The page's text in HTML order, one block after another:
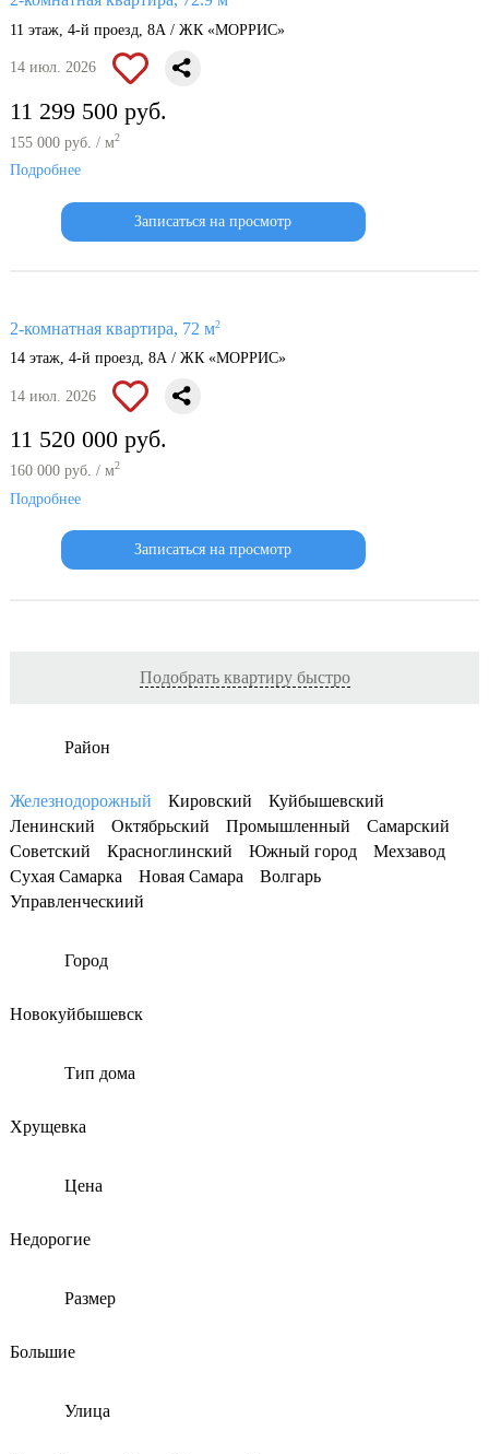
11 этаж, 4-й проезд, 8А / ЖК «МОРРИС»
14 июл. 2026
11 299 500 руб.
155 000 руб. / м2
Подробнее
Записаться на просмотр
2-комнатная квартира, 72 м2
14 этаж, 4-й проезд, 8А / ЖК «МОРРИС»
14 июл. 2026
11 520 000 руб.
160 000 руб. / м2
Подробнее
Записаться на просмотр
Подобрать квартиру быстро
Район
Железнодорожный Кировский
Куйбышевский
Ленинский
Октябрьский Промышленный
Самарский
Советский
Красноглинский Южный город
Мехзавод
Сухая Самарка
Новая Самара
Волгарь
Управленческиий
Город
Новокуйбышевск
Тип дома
Хрущевка
Цена
Недорогие
Размер
Большие
Улица